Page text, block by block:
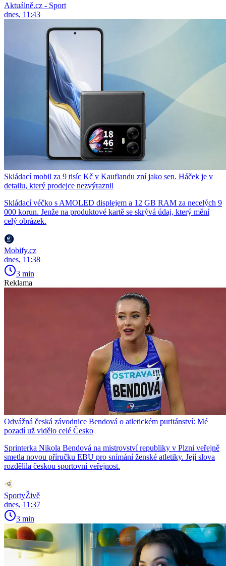
Aktuálně.cz - Sport
dnes, 11:43
Skládací mobil za 9 tisíc Kč v Kauflandu zní jako sen. Háček je v
detailu, který prodejce nezvýraznil
Skládací véčko s AMOLED displejem a 12 GB RAM za necelých 9
000 korun. Jenže na produktové kartě se skrývá údaj, který mění
celý obrázek.
Mobify.cz
dnes, 11:38
3 min
Reklama
Odvážná česká závodnice Bendová o atletickém puritánství: Mé
pozadí už vidělo celé Česko
Sprinterka Nikola Bendová na mistrovství republiky v Plzni veřejně
smetla novou příručku EBU pro snímání ženské atletiky. Její slova
rozdělila českou sportovní veřejnost.
SportyŽivě
dnes, 11:37
3 min